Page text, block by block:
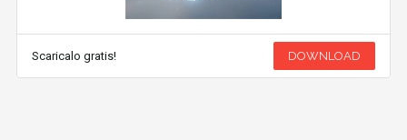
Scaricalo gratis! DOWNLOAD